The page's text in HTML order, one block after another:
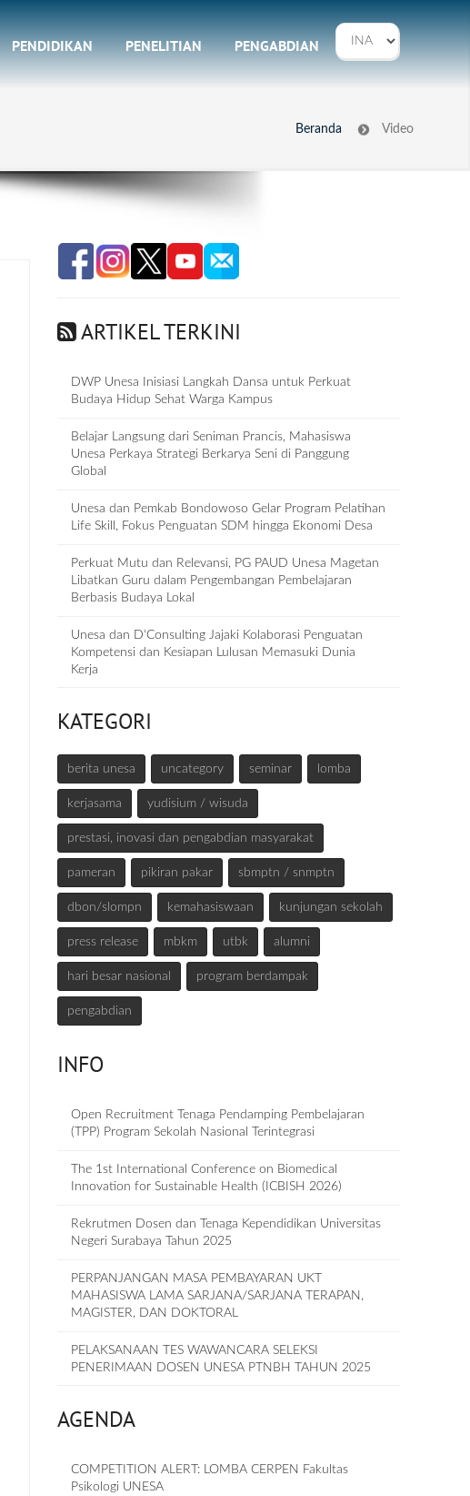
PENDIDIKAN PENELITIAN PENGABDIAN
Beranda Video
ARTIKEL TERKINI
DWP Unesa Inisiasi Langkah Dansa untuk Perkuat
Budaya Hidup Sehat Warga Kampus
Belajar Langsung dari Seniman Prancis, Mahasiswa
Unesa Perkaya Strategi Berkarya Seni di Panggung
Global
Unesa dan Pemkab Bondowoso Gelar Program Pelatihan
Life Skill, Fokus Penguatan SDM hingga Ekonomi Desa
Perkuat Mutu dan Relevansi, PG PAUD Unesa Magetan
Libatkan Guru dalam Pengembangan Pembelajaran
Berbasis Budaya Lokal
Unesa dan D‘Consulting Jajaki Kolaborasi Penguatan
Kompetensi dan Kesiapan Lulusan Memasuki Dunia
Kerja
KATEGORI
berita unesa uncategory seminar lomba
kerjasama yudisium / wisuda
prestasi, inovasi dan pengabdian masyarakat
pameran pikiran pakar sbmptn / snmptn
dbon/slompn kemahasiswaan kunjungan sekolah
press release mbkm utbk alumni
hari besar nasional program berdampak
pengabdian
INFO
Open Recruitment Tenaga Pendamping Pembelajaran
(TPP) Program Sekolah Nasional Terintegrasi
The 1st International Conference on Biomedical
Innovation for Sustainable Health (ICBISH 2026)
Rekrutmen Dosen dan Tenaga Kependidikan Universitas
Negeri Surabaya Tahun 2025
PERPANJANGAN MASA PEMBAYARAN UKT
MAHASISWA LAMA SARJANA/SARJANA TERAPAN,
MAGISTER, DAN DOKTORAL
PELAKSANAAN TES WAWANCARA SELEKSI
PENERIMAAN DOSEN UNESA PTNBH TAHUN 2025
AGENDA
COMPETITION ALERT: LOMBA CERPEN Fakultas
Psikologi UNESA